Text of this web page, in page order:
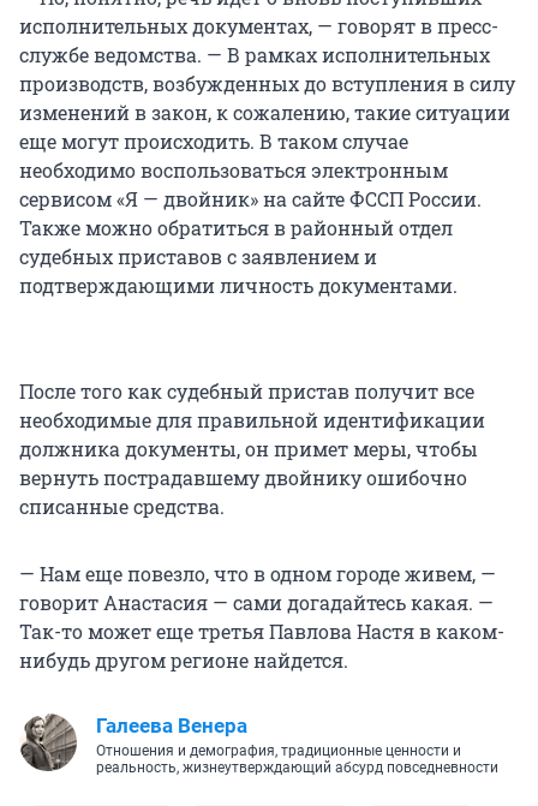
исполнительных документах, — говорят в пресс-
службе ведомства. — В рамках исполнительных
производств, возбужденных до вступления в силу
изменений в закон, к сожалению, такие ситуации
еще могут происходить. В таком случае
необходимо воспользоваться электронным
сервисом «Я — двойник» на сайте ФССП России.
Также можно обратиться в районный отдел
судебных приставов с заявлением и
подтверждающими личность документами.
После того как судебный пристав получит все
необходимые для правильной идентификации
должника документы, он примет меры, чтобы
вернуть пострадавшему двойнику ошибочно
списанные средства.
— Нам еще повезло, что в одном городе живем, —
говорит Анастасия — сами догадайтесь какая. —
Так-то может еще третья Павлова Настя в каком-
нибудь другом регионе найдется.
Галеева Венера
Отношения и демография, традиционные ценности и
реальность, жизнеутверждающий абсурд повседневности